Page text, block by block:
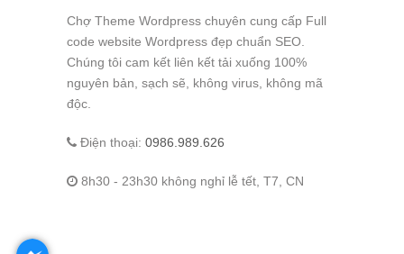
Chợ Theme Wordpress chuyên cung cấp Full
code website Wordpress đẹp chuẩn SEO.
Chúng tôi cam kết liên kết tải xuống 100%
nguyên bản, sạch sẽ, không virus, không mã
độc.
Điện thoại: 0986.989.626
8h30 - 23h30 không nghỉ lễ tết, T7, CN